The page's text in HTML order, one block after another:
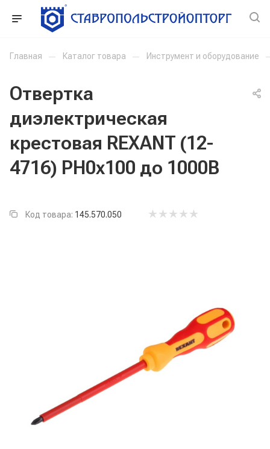
Главная — Каталог товара — Инструмент и оборудование
Отвертка
диэлектрическая
крестовая REXANT (12-
4716) РН0х100 до 1000В
Код товара: 145.570.050